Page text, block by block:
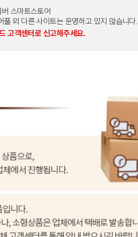
스마트스토어
외 다른 사이트는 운영하고 있지 않습니다.
고객센터로 신고해주세요.